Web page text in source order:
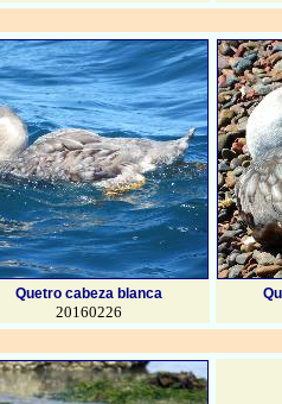
Quetro cabeza blanca
20160226